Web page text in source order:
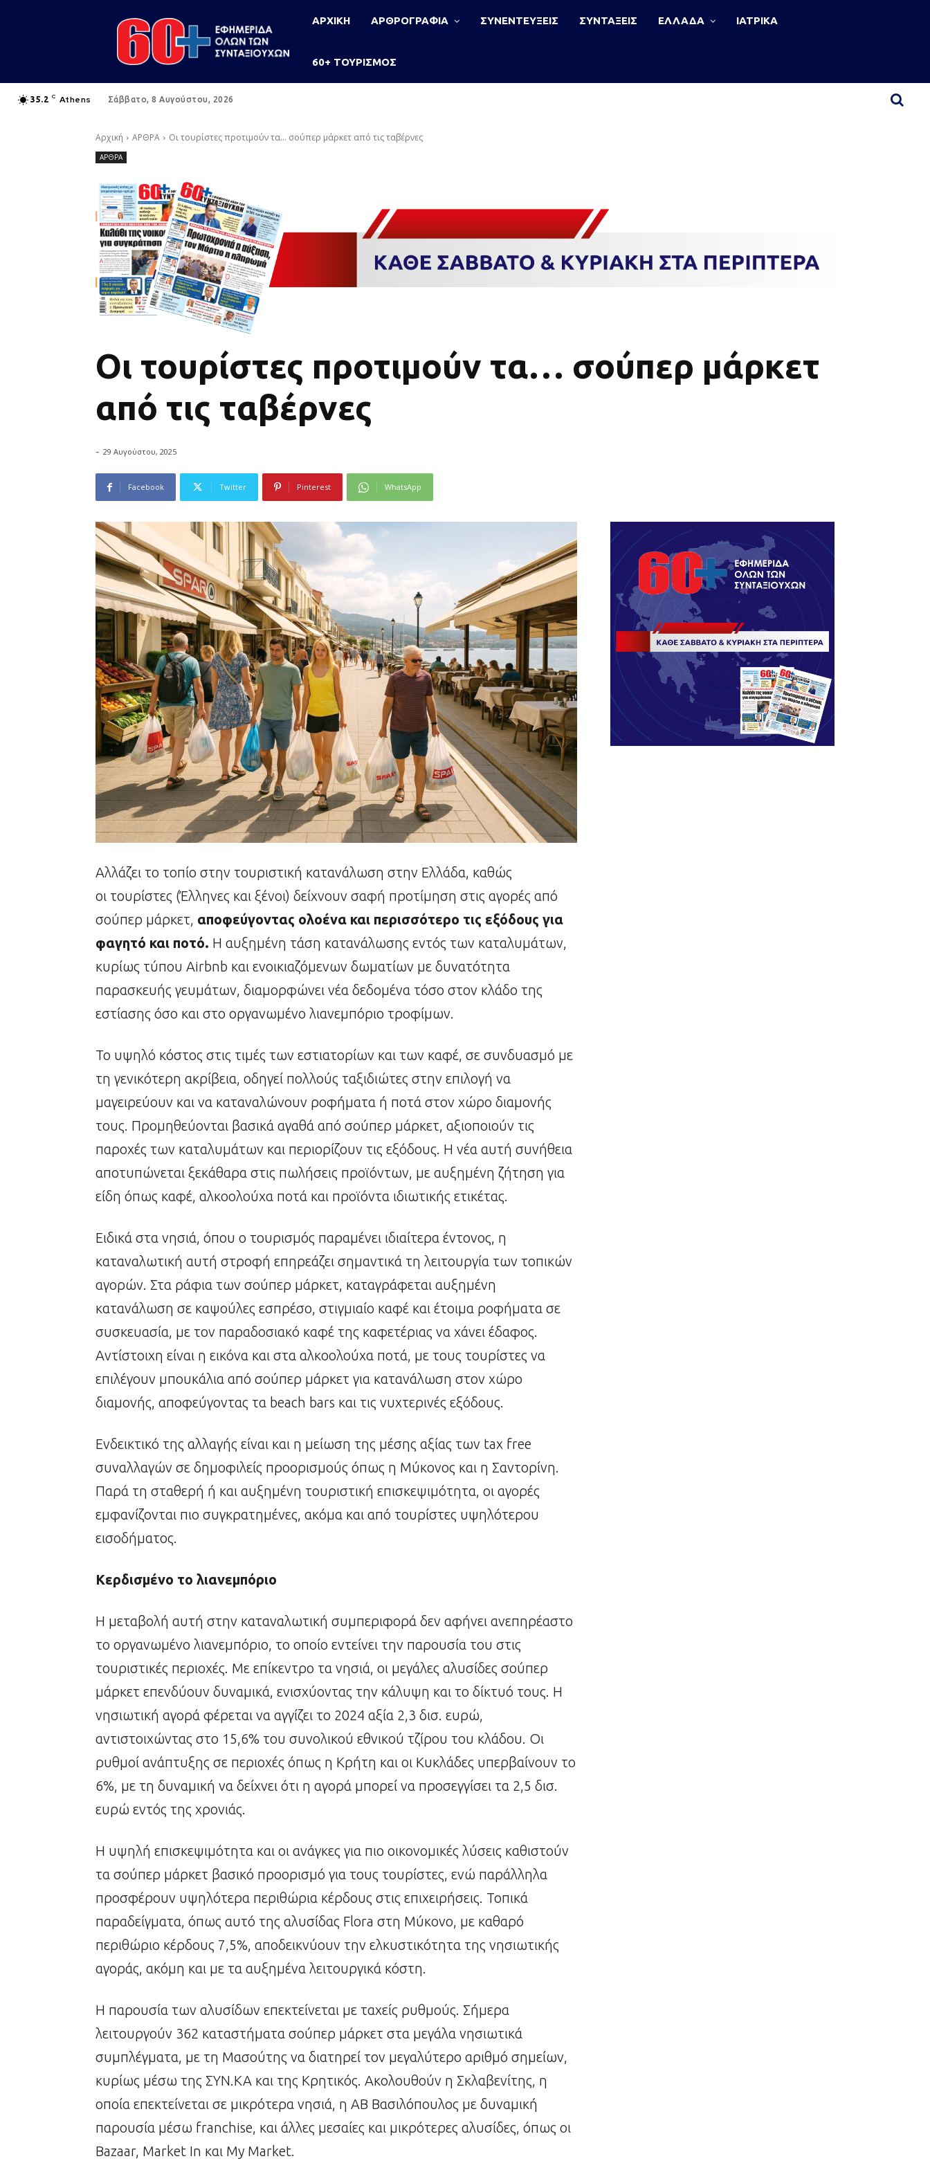
ΑΡΧΙΚΗ ΑΡΘΡΟΓΡΑΦΙΑ ΣΥΝΕΝΤΕΥΞΕΙΣ ΣΥΝΤΑΞΕΙΣ ΕΛΛΑΔΑ ΙΑΤΡΙΚΑ
60+ ΤΟΥΡΙΣΜΟΣ
35.2 C Athens Σάββατο, 8 Αυγούστου, 2026
Αρχική ΑΡΘΡΑ Οι τουρίστες προτιμούν τα… σούπερ μάρκετ από τις ταβέρνες
ΑΡΘΡΑ
Οι τουρίστες προτιμούν τα… σούπερ μάρκετ
από τις ταβέρνες
- 29 Αυγούστου, 2025
Facebook Twitter Pinterest WhatsApp
Αλλάζει το τοπίο στην τουριστική κατανάλωση στην Ελλάδα, καθώς
οι τουρίστες (Έλληνες και ξένοι) δείχνουν σαφή προτίμηση στις αγορές από
σούπερ μάρκετ, αποφεύγοντας ολοένα και περισσότερο τις εξόδους για
φαγητό και ποτό. Η αυξημένη τάση κατανάλωσης εντός των καταλυμάτων,
κυρίως τύπου Airbnb και ενοικιαζόμενων δωματίων με δυνατότητα
παρασκευής γευμάτων, διαμορφώνει νέα δεδομένα τόσο στον κλάδο της
εστίασης όσο και στο οργανωμένο λιανεμπόριο τροφίμων.
Το υψηλό κόστος στις τιμές των εστιατορίων και των καφέ, σε συνδυασμό με
τη γενικότερη ακρίβεια, οδηγεί πολλούς ταξιδιώτες στην επιλογή να
μαγειρεύουν και να καταναλώνουν ροφήματα ή ποτά στον χώρο διαμονής
τους. Προμηθεύονται βασικά αγαθά από σούπερ μάρκετ, αξιοποιούν τις
παροχές των καταλυμάτων και περιορίζουν τις εξόδους. Η νέα αυτή συνήθεια
αποτυπώνεται ξεκάθαρα στις πωλήσεις προϊόντων, με αυξημένη ζήτηση για
είδη όπως καφέ, αλκοολούχα ποτά και προϊόντα ιδιωτικής ετικέτας.
Ειδικά στα νησιά, όπου ο τουρισμός παραμένει ιδιαίτερα έντονος, η
καταναλωτική αυτή στροφή επηρεάζει σημαντικά τη λειτουργία των τοπικών
αγορών. Στα ράφια των σούπερ μάρκετ, καταγράφεται αυξημένη
κατανάλωση σε καψούλες εσπρέσο, στιγμιαίο καφέ και έτοιμα ροφήματα σε
συσκευασία, με τον παραδοσιακό καφέ της καφετέριας να χάνει έδαφος.
Αντίστοιχη είναι η εικόνα και στα αλκοολούχα ποτά, με τους τουρίστες να
επιλέγουν μπουκάλια από σούπερ μάρκετ για κατανάλωση στον χώρο
διαμονής, αποφεύγοντας τα beach bars και τις νυχτερινές εξόδους.
Ενδεικτικό της αλλαγής είναι και η μείωση της μέσης αξίας των tax free
συναλλαγών σε δημοφιλείς προορισμούς όπως η Μύκονος και η Σαντορίνη.
Παρά τη σταθερή ή και αυξημένη τουριστική επισκεψιμότητα, οι αγορές
εμφανίζονται πιο συγκρατημένες, ακόμα και από τουρίστες υψηλότερου
εισοδήματος.
Κερδισμένο το λιανεμπόριο
Η μεταβολή αυτή στην καταναλωτική συμπεριφορά δεν αφήνει ανεπηρέαστο
το οργανωμένο λιανεμπόριο, το οποίο εντείνει την παρουσία του στις
τουριστικές περιοχές. Με επίκεντρο τα νησιά, οι μεγάλες αλυσίδες σούπερ
μάρκετ επενδύουν δυναμικά, ενισχύοντας την κάλυψη και το δίκτυό τους. Η
νησιωτική αγορά φέρεται να αγγίζει το 2024 αξία 2,3 δισ. ευρώ,
αντιστοιχώντας στο 15,6% του συνολικού εθνικού τζίρου του κλάδου. Οι
ρυθμοί ανάπτυξης σε περιοχές όπως η Κρήτη και οι Κυκλάδες υπερβαίνουν το
6%, με τη δυναμική να δείχνει ότι η αγορά μπορεί να προσεγγίσει τα 2,5 δισ.
ευρώ εντός της χρονιάς.
Η υψηλή επισκεψιμότητα και οι ανάγκες για πιο οικονομικές λύσεις καθιστούν
τα σούπερ μάρκετ βασικό προορισμό για τους τουρίστες, ενώ παράλληλα
προσφέρουν υψηλότερα περιθώρια κέρδους στις επιχειρήσεις. Τοπικά
παραδείγματα, όπως αυτό της αλυσίδας Flora στη Μύκονο, με καθαρό
περιθώριο κέρδους 7,5%, αποδεικνύουν την ελκυστικότητα της νησιωτικής
αγοράς, ακόμη και με τα αυξημένα λειτουργικά κόστη.
Η παρουσία των αλυσίδων επεκτείνεται με ταχείς ρυθμούς. Σήμερα
λειτουργούν 362 καταστήματα σούπερ μάρκετ στα μεγάλα νησιωτικά
συμπλέγματα, με τη Μασούτης να διατηρεί τον μεγαλύτερο αριθμό σημείων,
κυρίως μέσω της ΣΥΝ.ΚΑ και της Κρητικός. Ακολουθούν η Σκλαβενίτης, η
οποία επεκτείνεται σε μικρότερα νησιά, η ΑΒ Βασιλόπουλος με δυναμική
παρουσία μέσω franchise, και άλλες μεσαίες και μικρότερες αλυσίδες, όπως οι
Bazaar, Market In και My Market.